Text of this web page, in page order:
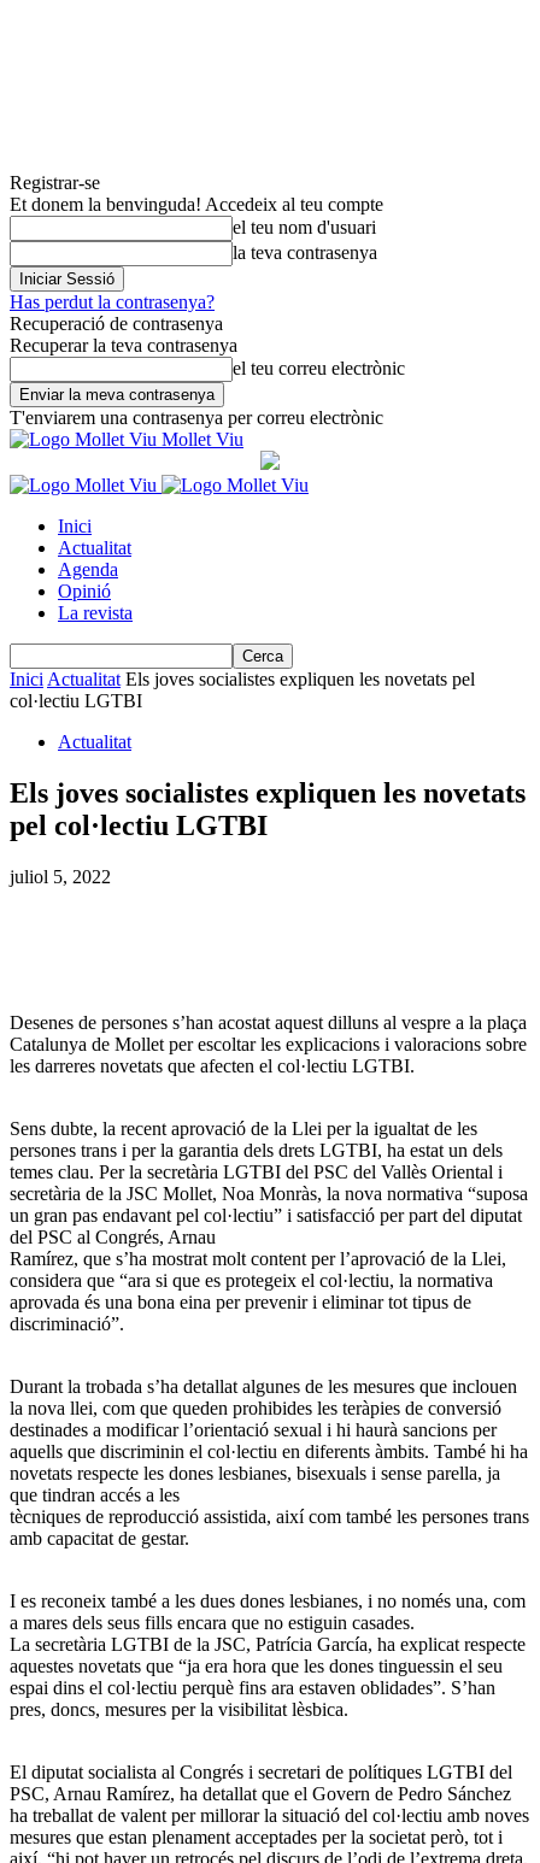
Registrar-se
Et donem la benvinguda! Accedeix al teu compte
el teu nom d'usuari
la teva contrasenya
Has perdut la contrasenya?
Recuperació de contrasenya
Recuperar la teva contrasenya
el teu correu electrònic
T'enviarem una contrasenya per correu electrònic
Mollet Viu
Inici
Actualitat
Agenda
Opinió
La revista
Inici Actualitat Els joves socialistes expliquen les novetats pel
col·lectiu LGTBI
Actualitat
Els joves socialistes expliquen les novetats
pel col·lectiu LGTBI
juliol 5, 2022
Desenes de persones s’han acostat aquest dilluns al vespre a la plaça
Catalunya de Mollet per escoltar les explicacions i valoracions sobre
les darreres novetats que afecten el col·lectiu LGTBI.
Sens dubte, la recent aprovació de la Llei per la igualtat de les
persones trans i per la garantia dels drets LGTBI, ha estat un dels
temes clau. Per la secretària LGTBI del PSC del Vallès Oriental i
secretària de la JSC Mollet, Noa Monràs, la nova normativa “suposa
un gran pas endavant pel col·lectiu” i satisfacció per part del diputat
del PSC al Congrés, Arnau
Ramírez, que s’ha mostrat molt content per l’aprovació de la Llei,
considera que “ara si que es protegeix el col·lectiu, la normativa
aprovada és una bona eina per prevenir i eliminar tot tipus de
discriminació”.
Durant la trobada s’ha detallat algunes de les mesures que inclouen
la nova llei, com que queden prohibides les teràpies de conversió
destinades a modificar l’orientació sexual i hi haurà sancions per
aquells que discriminin el col·lectiu en diferents àmbits. També hi ha
novetats respecte les dones lesbianes, bisexuals i sense parella, ja
que tindran accés a les
tècniques de reproducció assistida, així com també les persones trans
amb capacitat de gestar.
I es reconeix també a les dues dones lesbianes, i no només una, com
a mares dels seus fills encara que no estiguin casades.
La secretària LGTBI de la JSC, Patrícia García, ha explicat respecte
aquestes novetats que “ja era hora que les dones tinguessin el seu
espai dins el col·lectiu perquè fins ara estaven oblidades”. S’han
pres, doncs, mesures per la visibilitat lèsbica.
El diputat socialista al Congrés i secretari de polítiques LGTBI del
PSC, Arnau Ramírez, ha detallat que el Govern de Pedro Sánchez
ha treballat de valent per millorar la situació del col·lectiu amb noves
mesures que estan plenament acceptades per la societat però, tot i
així, “hi pot haver un retrocés pel discurs de l’odi de l’extrema dreta,